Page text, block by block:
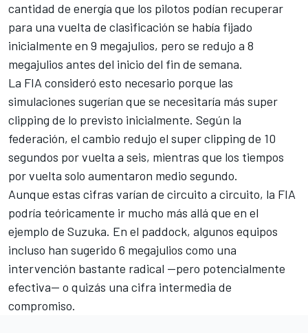
cantidad de energía que los pilotos podían recuperar
para una vuelta de clasificación se había fijado
inicialmente en 9 megajulios, pero se redujo a 8
megajulios antes del inicio del fin de semana.
La FIA consideró esto necesario porque las
simulaciones sugerían que se necesitaría más super
clipping de lo previsto inicialmente. Según la
federación, el cambio redujo el super clipping de 10
segundos por vuelta a seis, mientras que los tiempos
por vuelta solo aumentaron medio segundo.
Aunque estas cifras varían de circuito a circuito, la FIA
podría teóricamente ir mucho más allá que en el
ejemplo de Suzuka. En el paddock, algunos equipos
incluso han sugerido 6 megajulios como una
intervención bastante radical —pero potencialmente
efectiva— o quizás una cifra intermedia de
compromiso.